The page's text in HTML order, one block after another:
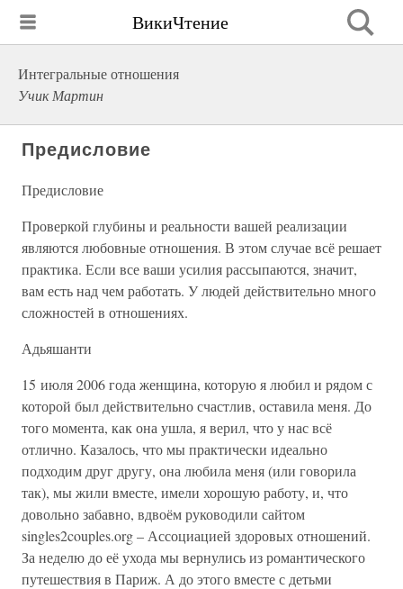
ВикиЧтение
Интегральные отношения
Учик Мартин
Предисловие
Предисловие
Проверкой глубины и реальности вашей реализации
являются любовные отношения. В этом случае всё решает
практика. Если все ваши усилия рассыпаются, значит,
вам есть над чем работать. У людей действительно много
сложностей в отношениях.
Адьяшанти
15 июля 2006 года женщина, которую я любил и рядом с
которой был действительно счастлив, оставила меня. До
того момента, как она ушла, я верил, что у нас всё
отлично. Казалось, что мы практически идеально
подходим друг другу, она любила меня (или говорила
так), мы жили вместе, имели хорошую работу, и, что
довольно забавно, вдвоём руководили сайтом
singles2couples.org – Ассоциацией здоровых отношений.
За неделю до её ухода мы вернулись из романтического
путешествия в Париж. А до этого вместе с детьми